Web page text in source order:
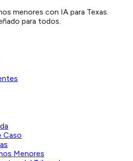
menores con IA para Texas.
para todos.
Caso
Menores